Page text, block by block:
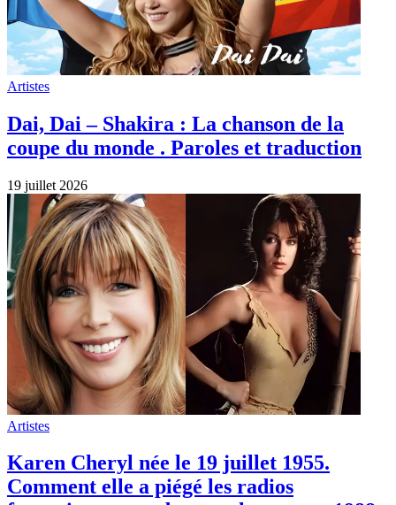
Artistes
Karen Cheryl née le 19 juillet 1955.
Comment elle a piégé les radios
françaises avant de tout plaquer, en 1988.
19 juillet 2026
Artistes
Héléna et Marguerite cartonnent aux
Francofolies de La Rochelle…